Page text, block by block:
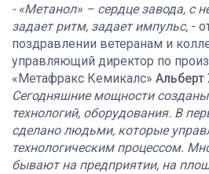
- «Метанол» – сердце завода, с
задает ритм, задает импульс, -
поздравлении ветеранам и
управляющий директор по
«Метафракс Кемикалс» Альберт
Сегодняшние мощности созданы
технологий, оборудования. В
сделано людьми, которые
технологическим процессом.
бывают на предприятии, на